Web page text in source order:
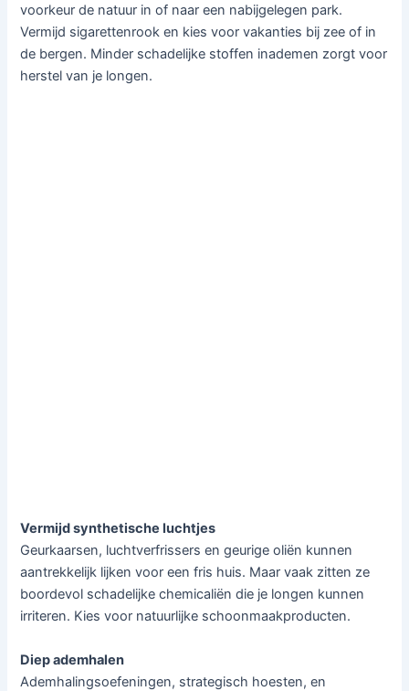
voorkeur de natuur in of naar een nabijgelegen park.
Vermijd sigarettenrook en kies voor vakanties bij zee of in
de bergen. Minder schadelijke stoffen inademen zorgt voor
herstel van je longen.
Vermijd synthetische luchtjes
Geurkaarsen, luchtverfrissers en geurige oliën kunnen
aantrekkelijk lijken voor een fris huis. Maar vaak zitten ze
boordevol schadelijke chemicaliën die je longen kunnen
irriteren. Kies voor natuurlijke schoonmaakproducten.
Diep ademhalen
Ademhalingsoefeningen, strategisch hoesten, en